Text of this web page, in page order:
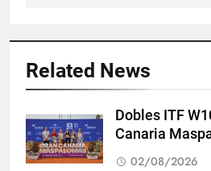
Related News
Dobles ITF
Canaria
02/08/2026